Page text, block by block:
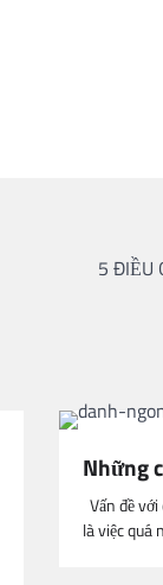
5 ĐIỀU
Những
Vấn đề
là việc quá